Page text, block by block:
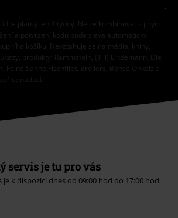
je platný jen 4 týdny. Nelze kombinovat s jinými
a potvrzení kódu bude sleva automaticky
košíku. Nevztahuje se na média, knihy,
produkty: Rammstein, (Till) Lindemann, Die
Feine Sahne Fischfilet, Broilers, Böhse Onkelz a
nadaci.
servis je tu pro vás
je k dispozici dnes od 09:00 hod do 17:00 hod.